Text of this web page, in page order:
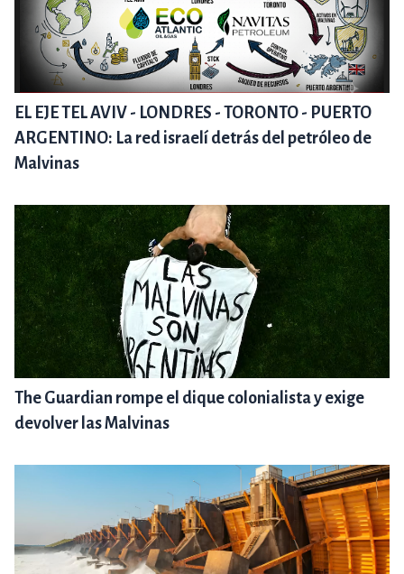
EL EJE TEL AVIV - LONDRES - TORONTO - PUERTO
ARGENTINO: La red israelí detrás del petróleo de
Malvinas
The Guardian rompe el dique colonialista y exige
devolver las Malvinas